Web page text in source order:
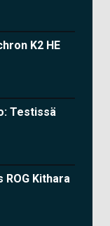
K2 HE
Testissä
Kithara